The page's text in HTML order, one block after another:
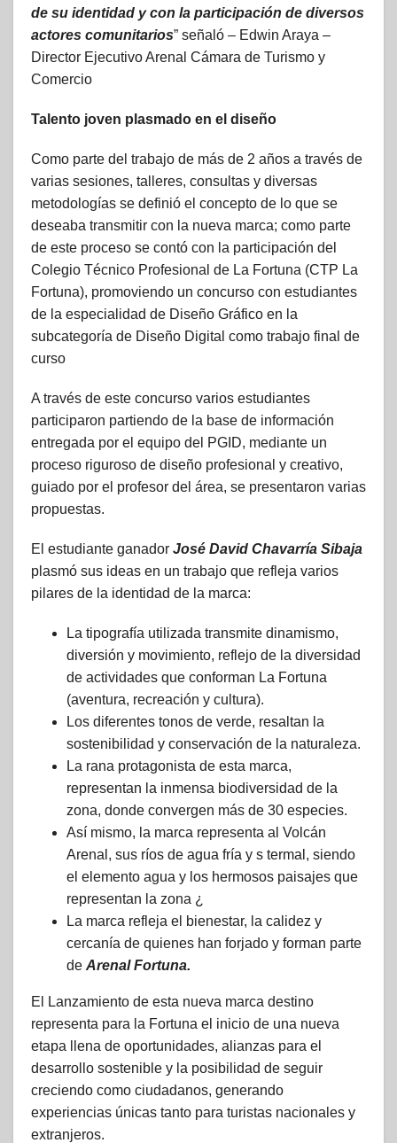
de su identidad y con la participación de diversos
actores comunitarios” señaló – Edwin Araya –
Director Ejecutivo Arenal Cámara de Turismo y
Comercio
Talento joven plasmado en el diseño
Como parte del trabajo de más de 2 años a través de
varias sesiones, talleres, consultas y diversas
metodologías se definió el concepto de lo que se
deseaba transmitir con la nueva marca; como parte
de este proceso se contó con la participación del
Colegio Técnico Profesional de La Fortuna (CTP La
Fortuna), promoviendo un concurso con estudiantes
de la especialidad de Diseño Gráfico en la
subcategoría de Diseño Digital como trabajo final de
curso
A través de este concurso varios estudiantes
participaron partiendo de la base de información
entregada por el equipo del PGID, mediante un
proceso riguroso de diseño profesional y creativo,
guiado por el profesor del área, se presentaron varias
propuestas.
El estudiante ganador José David Chavarría Sibaja
plasmó sus ideas en un trabajo que refleja varios
pilares de la identidad de la marca:
La tipografía utilizada transmite dinamismo,
diversión y movimiento, reflejo de la diversidad
de actividades que conforman La Fortuna
(aventura, recreación y cultura).
Los diferentes tonos de verde, resaltan la
sostenibilidad y conservación de la naturaleza.
La rana protagonista de esta marca,
representan la inmensa biodiversidad de la
zona, donde convergen más de 30 especies.
Así mismo, la marca representa al Volcán
Arenal, sus ríos de agua fría y s termal, siendo
el elemento agua y los hermosos paisajes que
representan la zona ¿
La marca refleja el bienestar, la calidez y
cercanía de quienes han forjado y forman parte
de Arenal Fortuna.
El Lanzamiento de esta nueva marca destino
representa para la Fortuna el inicio de una nueva
etapa llena de oportunidades, alianzas para el
desarrollo sostenible y la posibilidad de seguir
creciendo como ciudadanos, generando
experiencias únicas tanto para turistas nacionales y
extranjeros.